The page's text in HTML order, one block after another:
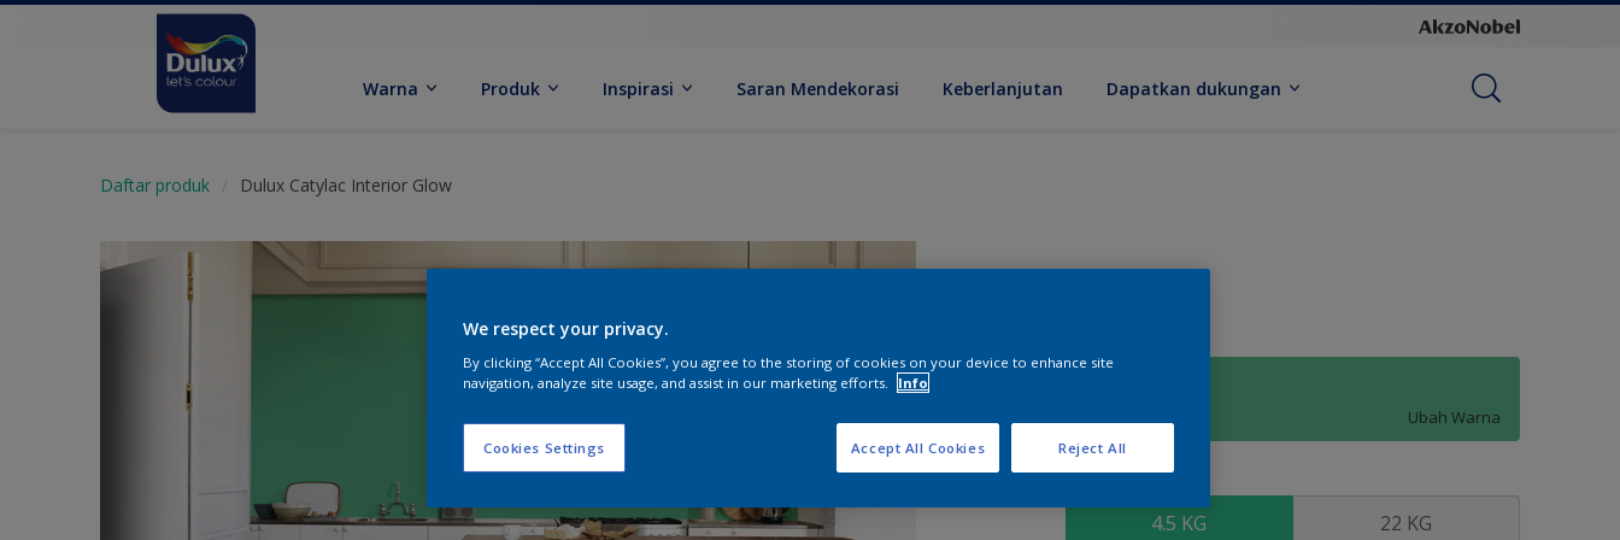
Warna Produk Inspirasi Saran Mendekorasi Keberlanjutan Dapatkan dukungan
Daftar produk Dulux Catylac Interior Glow
Ubah Warna
4.5 KG 22 KG
We respect your privacy.
By clicking “Accept All Cookies”, you agree to the storing of cookies on your device to enhance site
navigation, analyze site usage, and assist in our marketing efforts.
Info
Cookies Settings Reject All
Accept All Cookies